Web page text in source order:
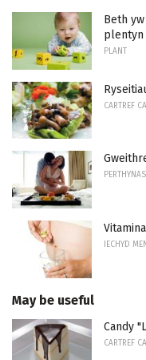
Beth
plentyn
PLANT
CARTREF
PERTHYNAS
IECHYD
May be useful
Candy
CARTREF